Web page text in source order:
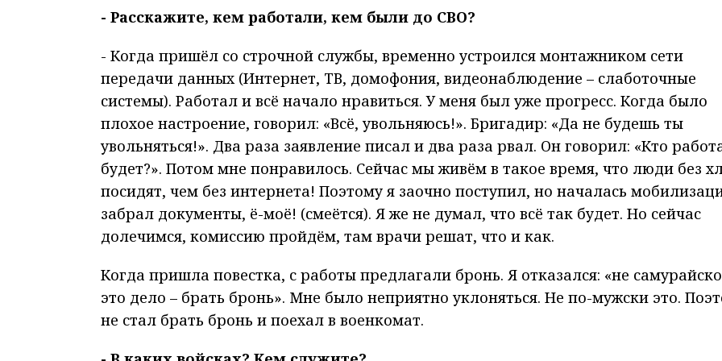
- Расскажите, кем работали, кем были до СВО?
- Когда пришёл со строчной службы, временно устроился монтажником сети
передачи данных (Интернет, ТВ, домофония, видеонаблюдение – слаботочные
системы). Работал и всё начало нравиться. У меня был уже прогресс. Когда было
плохое настроение, говорил: «Всё, увольняюсь!». Бригадир: «Да не будешь ты
увольняться!». Два раза заявление писал и два раза рвал. Он говорил: «Кто
будет?». Потом мне понравилось. Сейчас мы живём в такое время, что люди без
посидят, чем без интернета! Поэтому я заочно поступил, но началась
забрал документы, ё-моё! (смеётся). Я же не думал, что всё так будет. Но сейчас
долечимся, комиссию пройдём, там врачи решат, что и как.
Когда пришла повестка, с работы предлагали бронь. Я отказался: «не
это дело – брать бронь». Мне было неприятно уклоняться. Не по-мужски это.
не стал брать бронь и поехал в военкомат.